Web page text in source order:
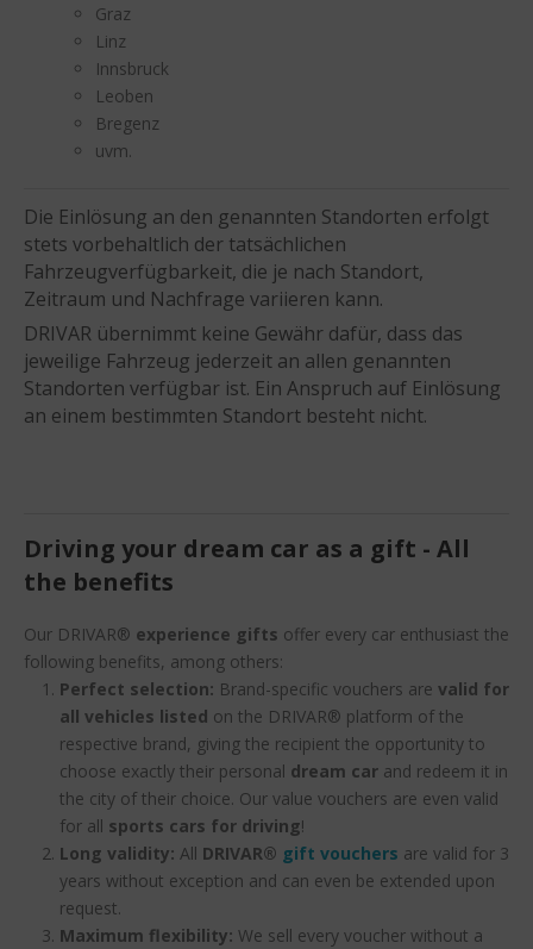
Graz
Linz
Innsbruck
Leoben
Bregenz
uvm.
Die Einlösung an den genannten Standorten erfolgt
stets vorbehaltlich der tatsächlichen
Fahrzeugverfügbarkeit, die je nach Standort,
Zeitraum und Nachfrage variieren kann.
DRIVAR übernimmt keine Gewähr dafür, dass das
jeweilige Fahrzeug jederzeit an allen genannten
Standorten verfügbar ist. Ein Anspruch auf Einlösung
an einem bestimmten Standort besteht nicht.
Driving your dream car as a gift - All
the benefits
Our DRIVAR® experience gifts offer every car enthusiast the
following benefits, among others:
Perfect selection: Brand-specific vouchers are valid for
all vehicles listed on the DRIVAR® platform of the
respective brand, giving the recipient the opportunity to
choose exactly their personal dream car and redeem it in
the city of their choice. Our value vouchers are even valid
for all sports cars for driving!
Long validity: All DRIVAR® gift vouchers are valid for 3
years without exception and can even be extended upon
request.
Maximum flexibility: We sell every voucher without a